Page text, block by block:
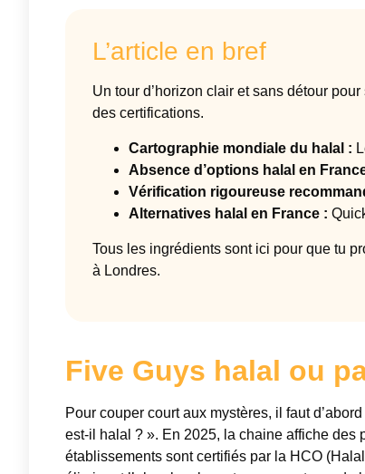
L’article en bref
Un tour d’horizon clair et sans détour
des certifications.
Cartographie mondiale du halal :
Absence d’options halal en
Vérification rigoureuse
Alternatives halal en France :
Tous les ingrédients sont ici pour que tu
à Londres.
Five Guys halal ou
Pour couper court aux mystères, il faut
est-il halal ? ». En 2025, la chaine affiche
établissements sont certifiés par la HCO